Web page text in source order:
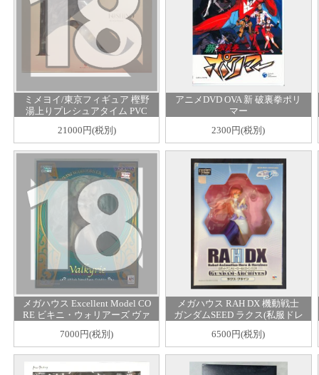
ミメヨイ/東京フィギュア 樫野
湯上りプレシュアタイム PVC
21000円(税別)
アニメDVD OVA 新 破裏拳ポリ
マー
2300円(税別)
メガハウス Excellent Model CO
RE ビキニ・ウォリアーズ ヴァ
7000円(税別)
メガハウス RAH DX 機動戦士
ガンダムSEED ラクス(私服ドレ
6500円(税別)